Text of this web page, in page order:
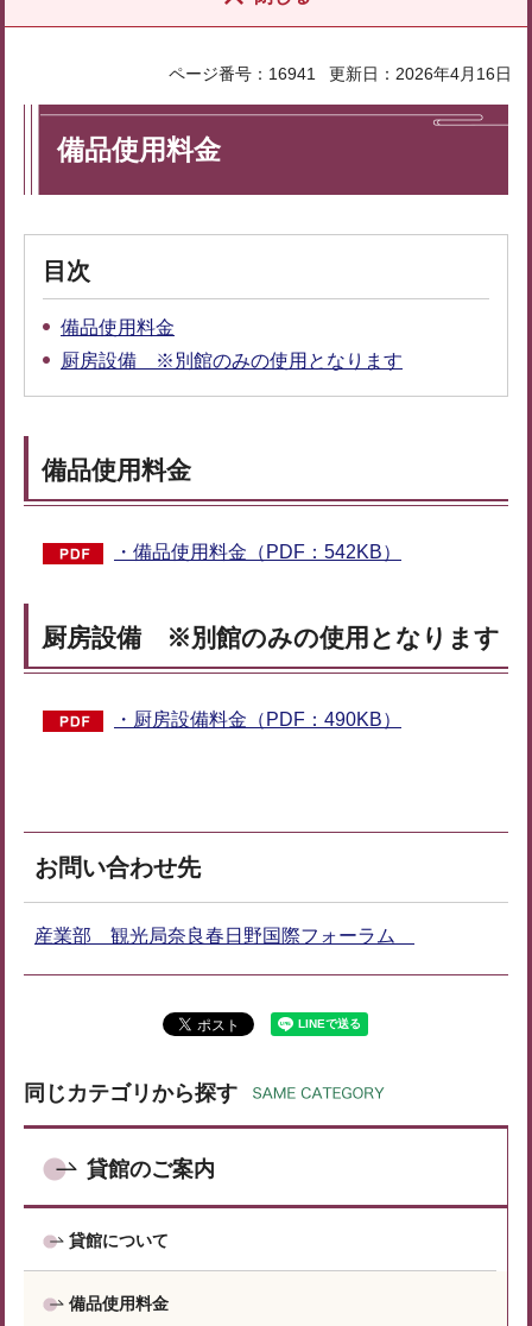
ページ番号：16941 更新日：2026年4月16日
備品使用料金
目次
備品使用料金
厨房設備 ※別館のみの使用となります
備品使用料金
・備品使用料金（PDF：542KB）
厨房設備 ※別館のみの使用となります
・厨房設備料金（PDF：490KB）
お問い合わせ先
産業部 観光局奈良春日野国際フォーラム
同じカテゴリから探す
貸館のご案内
貸館について
備品使用料金